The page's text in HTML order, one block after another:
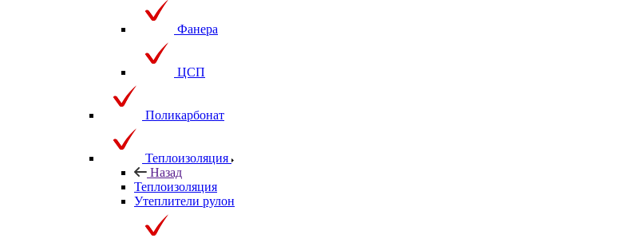
Фанера
ЦСП
Поликарбонат
Теплоизоляция
Назад
Теплоизоляция
Утеплители рулон